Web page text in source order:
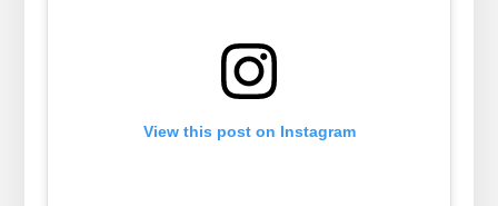
View this post on Instagram